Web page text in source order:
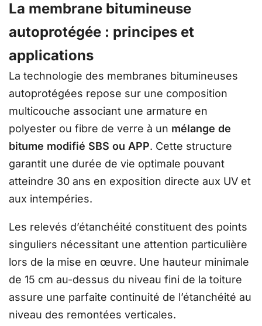
La membrane bitumineuse
autoprotégée : principes et
applications
La technologie des membranes bitumineuses
autoprotégées repose sur une composition
multicouche associant une armature en
polyester ou fibre de verre à un mélange de
bitume modifié SBS ou APP. Cette structure
garantit une durée de vie optimale pouvant
atteindre 30 ans en exposition directe aux UV et
aux intempéries.
Les relevés d’étanchéité constituent des points
singuliers nécessitant une attention particulière
lors de la mise en œuvre. Une hauteur minimale
de 15 cm au-dessus du niveau fini de la toiture
assure une parfaite continuité de l’étanchéité au
niveau des remontées verticales.